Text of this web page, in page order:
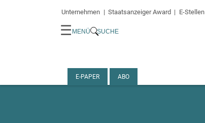
Unternehmen Staatsanzeiger Award E-Stellen
☰ MENÜ SUCHE
E-PAPER ABO